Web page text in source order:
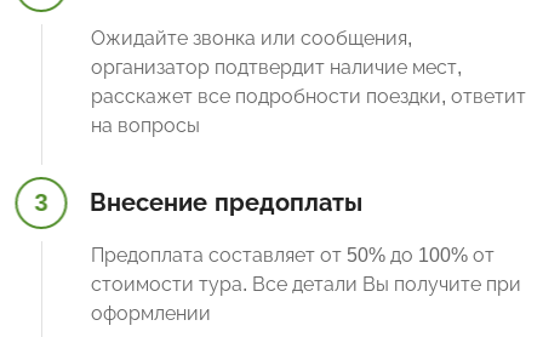
Ожидайте звонка или сообщения,
организатор подтвердит наличие мест,
расскажет все подробности поездки, ответит
на вопросы
3 Внесение предоплаты
Предоплата составляет от 50% до 100% от
стоимости тура. Все детали Вы получите при
оформлении